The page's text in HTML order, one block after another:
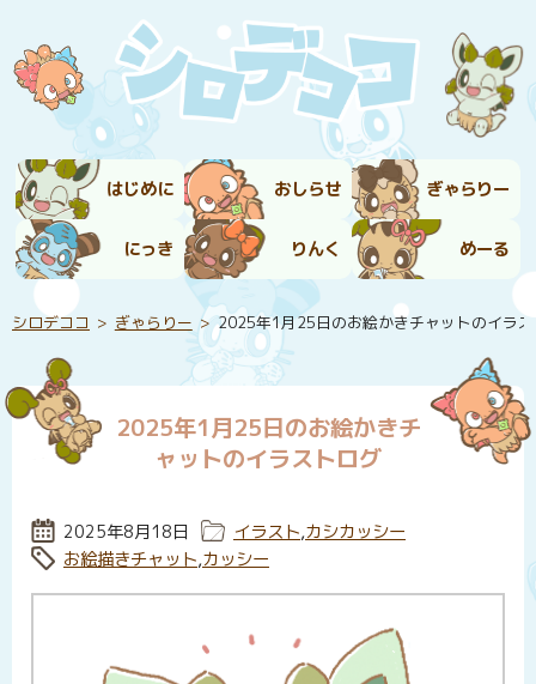
はじめに おしらせ ぎゃらりー
にっき りんく めーる
シロデココ ぎゃらりー 2025年1月25日のお絵かきチャットのイラ
2025年1月25日のお絵かきチ
ャットのイラストログ
投稿日:
2025年8月18日 カテゴリー:
イラスト,カシカッシー
タグ:
お絵描きチャット,カッシー